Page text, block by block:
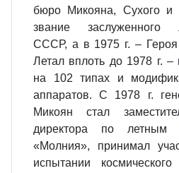
бюро Микояна, Сухого и
звание заслуженного
СССР, а в 1975 г. – Героя
Летал вплоть до 1978 г.
на 102 типах и
аппаратов. С 1978 г.
Микоян стал
директора по летным
«Молния», принимал
испытании